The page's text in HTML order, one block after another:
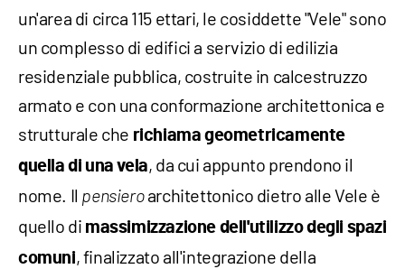
un'area di circa 115 ettari, le cosiddette "Vele" sono
un complesso di edifici a servizio di edilizia
residenziale pubblica, costruite in calcestruzzo
armato e con una conformazione architettonica e
strutturale che richiama geometricamente
quella di una vela, da cui appunto prendono il
nome. Il pensieroarchitettonico dietro alle Vele è
quello di massimizzazione dell'utilizzo degli spazi
comuni, finalizzato all'integrazione della